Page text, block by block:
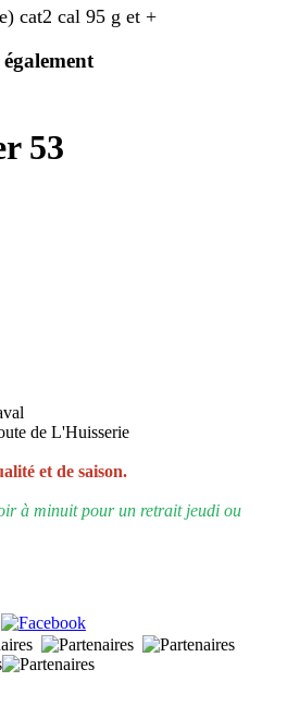
cat2 cal 95 g et +
53
de L'Huisserie
et de saison.
à minuit pour un retrait jeudi ou